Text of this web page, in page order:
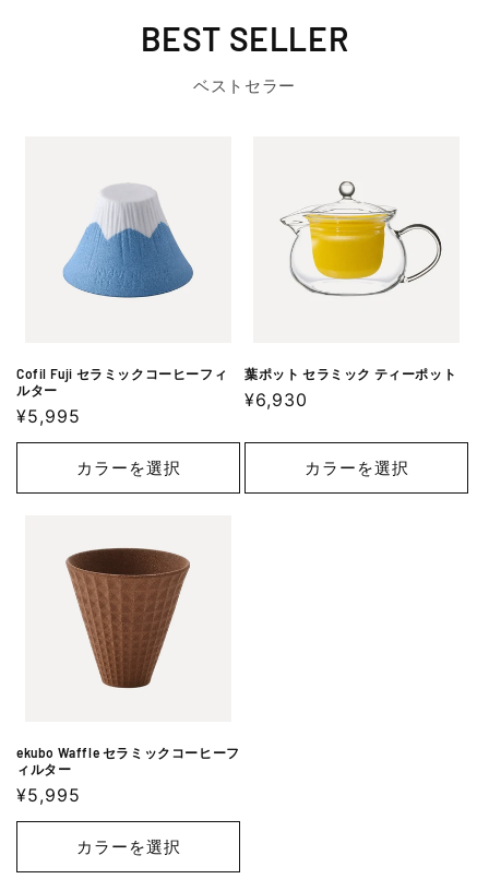
BEST SELLER
ベストセラー
Cofil Fuji セラミックコーヒーフィ
ルター
通
常
格
¥5,995
カラーを選択
葉ポット セラミック ティーポット
通
価
¥6,930
カラーを選択
ekubo Waffle セラミックコーヒーフ
ィルター
通
常
格
¥5,995
カラーを選択